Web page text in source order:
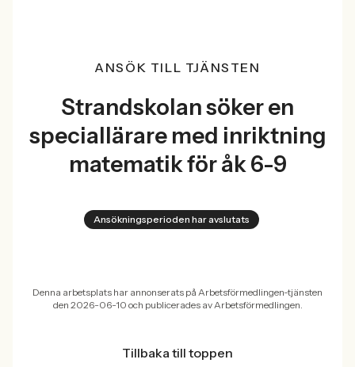
ANSÖK TILL TJÄNSTEN
Strandskolan söker en
speciallärare med inriktning
matematik för åk 6-9
Ansökningsperioden har avslutats
Denna arbetsplats har annonserats på Arbetsförmedlingen-tjänsten
den 2026-06-10 och publicerades av Arbetsförmedlingen.
Tillbaka till toppen